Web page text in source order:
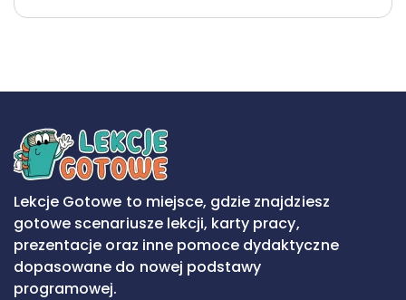
Lekcje Gotowe to miejsce, gdzie znajdziesz
gotowe scenariusze lekcji, karty pracy,
prezentacje oraz inne pomoce dydaktyczne
dopasowane do nowej podstawy
programowej.